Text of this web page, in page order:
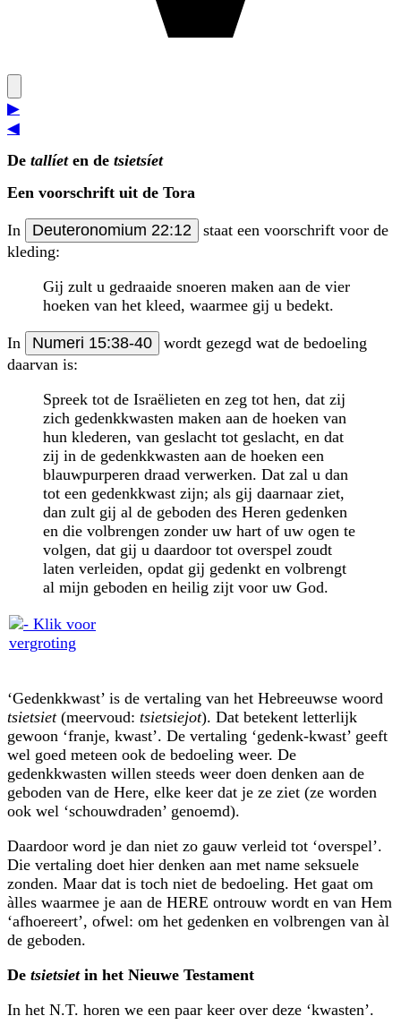
▶
◀
De tallíeten de tsietsíet
Een voorschrift uit de Tora
In Deuteronomium 22:12
staat een voorschrift voor de
kleding:
Gij zult u gedraaide snoeren maken aan de vier
hoeken van het kleed, waarmee gij u bedekt.
In Numeri 15:38-40
wordt gezegd wat de bedoeling
daarvan is:
Spreek tot de Israëlieten en zeg tot hen, dat zij
zich gedenkkwasten maken aan de hoeken van
hun klederen, van geslacht tot geslacht, en dat
zij in de gedenkkwasten aan de hoeken een
blauwpurperen draad verwerken. Dat zal u dan
tot een gedenkkwast zijn; als gij daarnaar ziet,
dan zult gij al de geboden des Heren gedenken
en die volbrengen zonder uw hart of uw ogen te
volgen, dat gij u daardoor tot overspel zoudt
laten verleiden, opdat gij gedenkt en volbrengt
al mijn geboden en heilig zijt voor uw God.
‘Gedenkkwast’ is de vertaling van het Hebreeuwse woord
tsietsiet(meervoud: tsietsiejot). Dat betekent letterlijk
gewoon ‘franje, kwast’. De vertaling ‘gedenk-kwast’ geeft
wel goed meteen ook de bedoeling weer. De
gedenkkwasten willen steeds weer doen denken aan de
geboden van de Here, elke keer dat je ze ziet (ze worden
ook wel ‘schouwdraden’ genoemd).
Daardoor word je dan niet zo gauw verleid tot ‘overspel’.
Die vertaling doet hier denken aan met name seksuele
zonden. Maar dat is toch niet de bedoeling. Het gaat om
àlles waarmee je aan de HERE ontrouw wordt en van Hem
‘afhoereert’, ofwel: om het gedenken en volbrengen van àl
de geboden.
De tsietsietin het Nieuwe Testament
In het N.T. horen we een paar keer over deze ‘kwasten’.